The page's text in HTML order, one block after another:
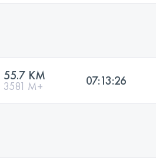
55.7 KM
3581 M+ 07:13:26